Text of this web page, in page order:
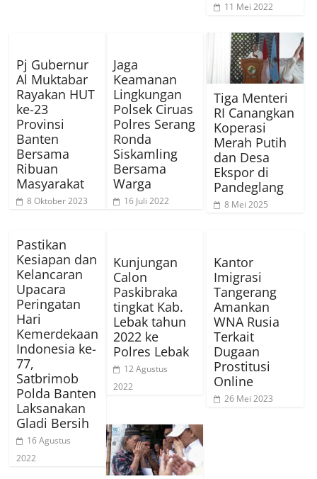
11 Mei 2022
Pj Gubernur
Al Muktabar
Rayakan HUT
ke-23
Provinsi
Banten
Bersama
Ribuan
Masyarakat
8 Oktober 2023
Jaga
Keamanan
Lingkungan
Polsek Ciruas
Polres Serang
Ronda
Siskamling
Bersama
Warga
16 Juli 2022
Tiga Menteri
RI Canangkan
Koperasi
Merah Putih
dan Desa
Ekspor di
Pandeglang
8 Mei 2025
Pastikan
Kesiapan dan
Kelancaran
Upacara
Peringatan
Hari
Kemerdekaan
Indonesia ke-
77,
Satbrimob
Polda Banten
Laksanakan
Gladi Bersih
16 Agustus
2022
Kunjungan
Calon
Paskibraka
tingkat Kab.
Lebak tahun
2022 ke
Polres Lebak
12 Agustus
2022
Kantor
Imigrasi
Tangerang
Amankan
WNA Rusia
Terkait
Dugaan
Prostitusi
Online
26 Mei 2023